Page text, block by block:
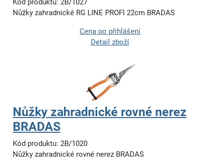
Kód produktu: 2B/1027
Nůžky zahradnické RG LINE PROFI 22cm BRADAS
Cena po přihlášení
Detail zboží
Nůžky zahradnické rovné nerez
BRADAS
Kód produktu: 2B/1020
Nůžky zahradnické rovné nerez BRADAS